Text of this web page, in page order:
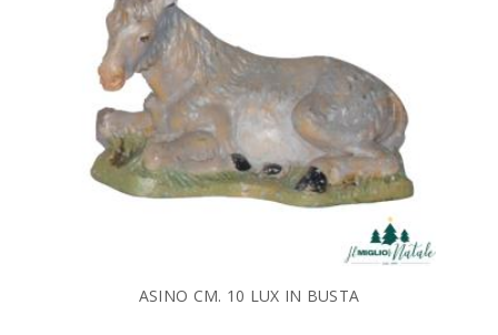
ASINO CM. 10 LUX IN BUSTA